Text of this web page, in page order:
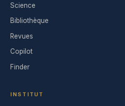
Science
Bibliothèque
Revues
Copilot
Finder
INSTITUT